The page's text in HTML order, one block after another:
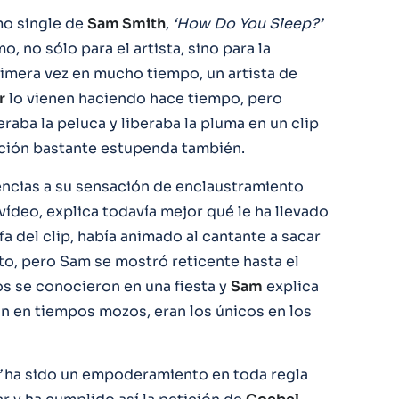
single de Sam Smith, ‘How Do You Sleep?’
no sólo para el artista, sino para la
vez en mucho tiempo, un artista de
lo vienen haciendo hace tiempo, pero
la peluca y liberaba la pluma en un clip
bastante estupenda también.
a su sensación de enclaustramiento
explica todavía mejor qué le ha llevado
del clip, había animado al cantante a sacar
pero Sam se mostró reticente hasta el
se conocieron en una fiesta y Sam explica
en tiempos mozos, eran los únicos en los
ha sido un empoderamiento en toda regla